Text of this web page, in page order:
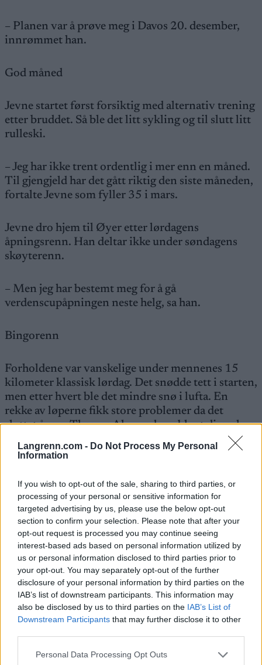
Langrenn.com - Do Not Process My Personal
Information
If you wish to opt-out of the sale, sharing to third parties, or
processing of your personal or sensitive information for
targeted advertising by us, please use the below opt-out
section to confirm your selection. Please note that after your
opt-out request is processed you may continue seeing
interest-based ads based on personal information utilized by
us or personal information disclosed to third parties prior to
your opt-out. You may separately opt-out of the further
disclosure of your personal information by third parties on the
IAB’s list of downstream participants. This information may
also be disclosed by us to third parties on the IAB’s List of
Downstream Participants that may further disclose it to other
Please note that this website/app uses one or more Google
Personal Data Processing Opt Outs
– Planen var å prøve meg i Davos 20. desember,
innrømmet han.
God måned
Jevne startet først forsiktig med alternativ trening
etter bruddet. Så ble det litt sykling og til slutt litt
rulleski.
– Jeg har ikke trent ordentlig i mer enn en måned.
Til gjengjeld har det gått riktig den siste måneden,
fortalte Jevne som fyller 35 i mars.
Jevne dro hjem til Øyer etter lørdagens
åpningsrenn. Han deltar ikke under søndagens
skøyterenn.
– Men jeg har bestemt meg for å gå
verdenscupåpningen neste helg, sa han.
Bingorenn
Forholdene var vanskelige under mennenes 15
kilometer klassisk lørdag. Det snødde tett i starten,
men etter hvert ble det mindre snø i lufta. En
rekke av løperne fikk store problemer da det
sluttet å snø. Thomas Alsgaard var blant disse, han
havnet som nummer 24.
ble nummer 11. Mange av løperne gikk på
rubbede ski. For noen slo det heldig ut, for andre
var det motsatt. Tor Arne Hetland brøt for
eksempel tidlig. En som ikke slet med dårlige ski
var tsjekkeren Lukas Bauer.
At akkurat han skulle vinne på Beitostølen var en
relativt stor overraskelse, for å si det pent. Bauer
har vist tenner før også, men har aldri vært i
nærheten av å stå øverst på en seierspall.
– Jeg satset på å gå fort fra start til mål, sa han